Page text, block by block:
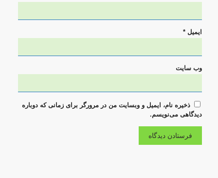
ایمیل *
وب‌ سایت
ذخیره نام، ایمیل و وبسایت من در مرورگر برای زمانی که دوباره
دیدگاهی می‌نویسم.